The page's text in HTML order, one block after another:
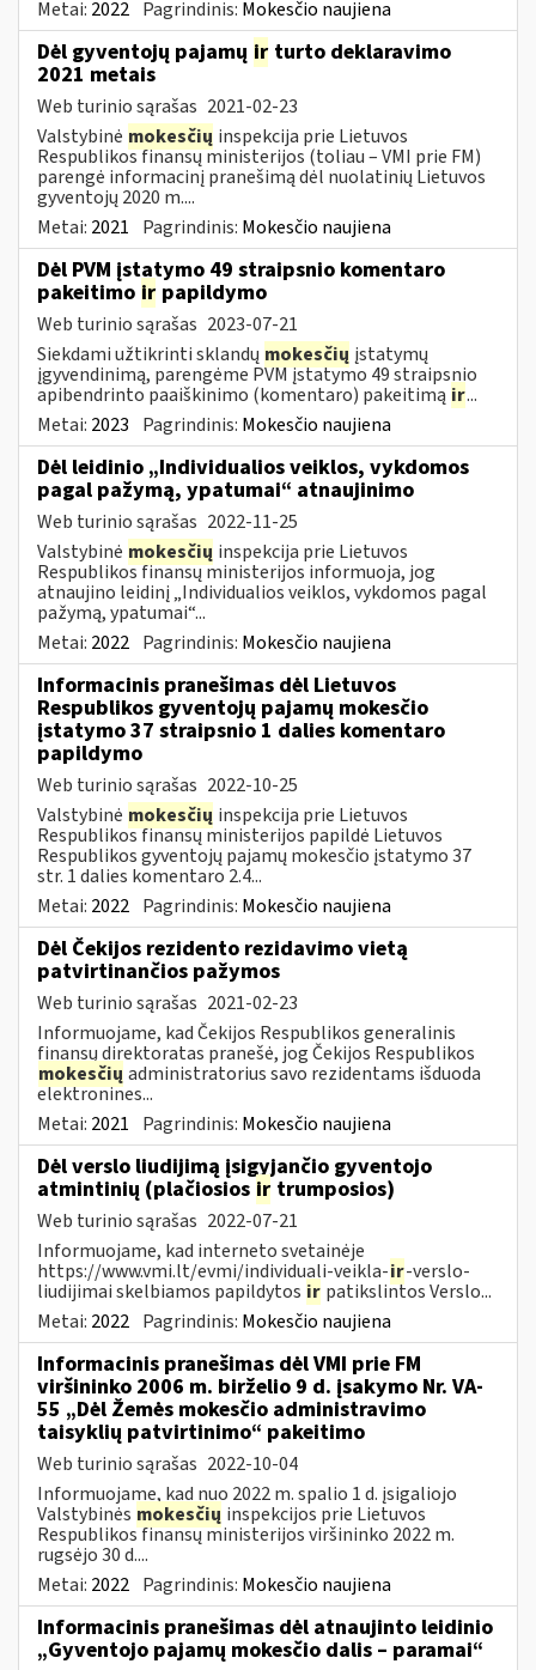
Metai: 2022 Pagrindinis: Mokesčio naujiena
Dėl gyventojų pajamų ir turto deklaravimo
2021 metais
Web turinio sąrašas 2021-02-23
Valstybinė mokesčių inspekcija prie Lietuvos
Respublikos finansų ministerijos (toliau – VMI prie FM)
parengė informacinį pranešimą dėl nuolatinių Lietuvos
gyventojų 2020 m....
Metai: 2021 Pagrindinis: Mokesčio naujiena
Dėl PVM įstatymo 49 straipsnio komentaro
pakeitimo ir papildymo
Web turinio sąrašas 2023-07-21
Siekdami užtikrinti sklandų mokesčių įstatymų
įgyvendinimą, parengėme PVM įstatymo 49 straipsnio
apibendrinto paaiškinimo (komentaro) pakeitimą ir...
Metai: 2023 Pagrindinis: Mokesčio naujiena
Dėl leidinio „Individualios veiklos, vykdomos
pagal pažymą, ypatumai“ atnaujinimo
Web turinio sąrašas 2022-11-25
Valstybinė mokesčių inspekcija prie Lietuvos
Respublikos finansų ministerijos informuoja, jog
atnaujino leidinį „Individualios veiklos, vykdomos pagal
pažymą, ypatumai“...
Metai: 2022 Pagrindinis: Mokesčio naujiena
Informacinis pranešimas dėl Lietuvos
Respublikos gyventojų pajamų mokesčio
įstatymo 37 straipsnio 1 dalies komentaro
papildymo
Web turinio sąrašas 2022-10-25
Valstybinė mokesčių inspekcija prie Lietuvos
Respublikos finansų ministerijos papildė Lietuvos
Respublikos gyventojų pajamų mokesčio įstatymo 37
str. 1 dalies komentaro 2.4...
Metai: 2022 Pagrindinis: Mokesčio naujiena
Dėl Čekijos rezidento rezidavimo vietą
patvirtinančios pažymos
Web turinio sąrašas 2021-02-23
Informuojame, kad Čekijos Respublikos generalinis
finansų direktoratas pranešė, jog Čekijos Respublikos
mokesčių administratorius savo rezidentams išduoda
elektronines...
Metai: 2021 Pagrindinis: Mokesčio naujiena
Dėl verslo liudijimą įsigyjančio gyventojo
atmintinių (plačiosios ir trumposios)
Web turinio sąrašas 2022-07-21
Informuojame, kad interneto svetainėje
https://www.vmi.lt/evmi/individuali-veikla-ir-verslo-
liudijimai skelbiamos papildytos ir patikslintos Verslo...
Metai: 2022 Pagrindinis: Mokesčio naujiena
Informacinis pranešimas dėl VMI prie FM
viršininko 2006 m. birželio 9 d. įsakymo Nr. VA-
55 „Dėl Žemės mokesčio administravimo
taisyklių patvirtinimo“ pakeitimo
Web turinio sąrašas 2022-10-04
Informuojame, kad nuo 2022 m. spalio 1 d. įsigaliojo
Valstybinės mokesčių inspekcijos prie Lietuvos
Respublikos finansų ministerijos viršininko 2022 m.
rugsėjo 30 d....
Metai: 2022 Pagrindinis: Mokesčio naujiena
Informacinis pranešimas dėl atnaujinto leidinio
„Gyventojo pajamų mokesčio dalis – paramai“